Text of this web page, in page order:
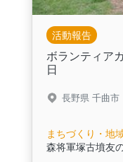
活動報告
ボランティ
日
長野県 千曲市
まちづくり・地
森将軍塚古墳友